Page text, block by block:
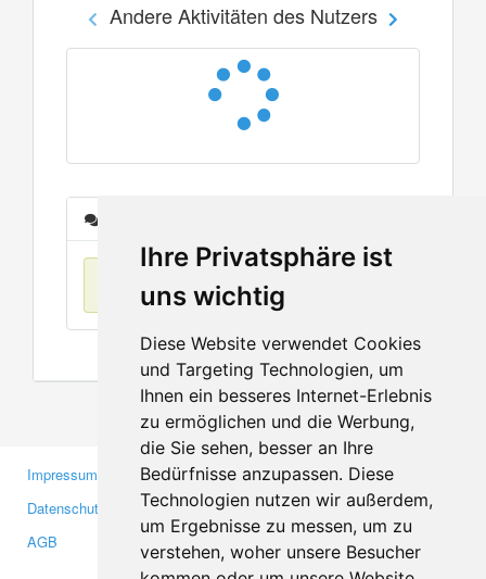
Ihre Privatsphäre ist
uns wichtig
Diese Website verwendet Cookies
und Targeting Technologien, um
Ihnen ein besseres Internet-Erlebnis
zu ermöglichen und die Werbung,
die Sie sehen, besser an Ihre
Bedürfnisse anzupassen. Diese
Technologien nutzen wir außerdem,
um Ergebnisse zu messen, um zu
verstehen, woher unsere Besucher
Andere Aktivitäten des Nutzers
Keine Einträge
Impressum
Datenschutzerklärung
AGB
Gewerbetreibende
Investoren